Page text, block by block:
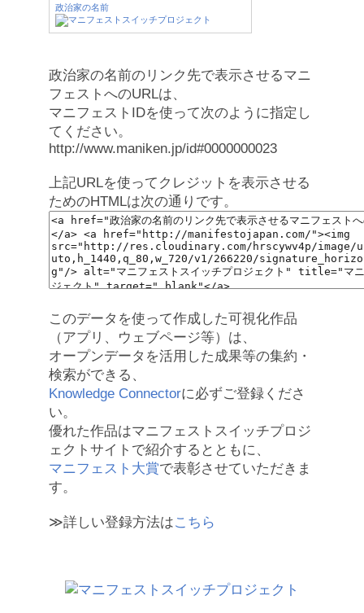
政治家の名前
政治家の名前のリンク先で表示させるマニ
フェストへのURLは、
マニフェストIDを使って次のように指定し
てください。
http://www.maniken.jp/id#0000000023
上記URLを使ってクレジットを表示させる
ためのHTMLは次の通りです。
このデータを使って作成した可視化作品
（アプリ、ウェブページ等）は、
オープンデータを活用した成果等の集約・
検索ができる、
Knowledge Connectorに必ずご登録くださ
い。
優れた作品はマニフェストスイッチプロジ
ェクトサイトで紹介するとともに、
マニフェスト大賞で表彰させていただきま
す。
≫詳しい登録方法はこちら